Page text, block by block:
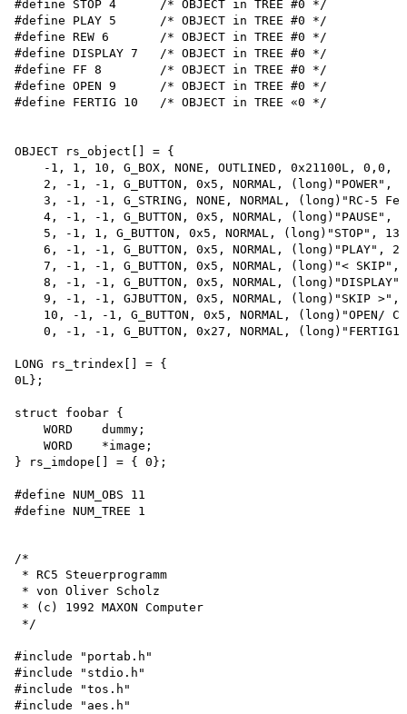
#define STOP 4      /* OBJECT in TREE #0 */
#define PLAY 5      /* OBJECT in TREE #0 */
#define REW 6       /* OBJECT in TREE #0 */
#define DISPLAY 7   /* OBJECT in TREE #0 */
#define FF 8        /* OBJECT in TREE #0 */
#define OPEN 9      /* OBJECT in TREE #0 */
#define FERTIG 10   /* OBJECT in TREE «0 */
OBJECT rs_object[] = {
-1, 1, 10, G_BOX, NONE, OUTLINED, 0x21100L, 0,0,
2, -1, -1, G_BUTTON, 0x5, NORMAL, (long)"POWER",
3, -1, -1, G_STRING, NONE, NORMAL, (long)"RC-5
4, -1, -1, G_BUTTON, 0x5, NORMAL, (long)"PAUSE",
5, -1, 1, G_BUTTON, 0x5, NORMAL, (long)"STOP",
6, -1, -1, G_BUTTON, 0x5, NORMAL, (long)"PLAY",
7, -1, -1, G_BUTTON, 0x5, NORMAL, (long)"< SKIP",
8, -1, -1, G_BUTTON, 0x5, NORMAL,
9, -1, -1, GJBUTTON, 0x5, NORMAL, (long)"SKIP >",
10, -1, -1, G_BUTTON, 0x5, NORMAL, (long)"OPEN/
0, -1, -1, G_BUTTON, 0x27, NORMAL, (long)"FERTIG1
LONG rs_trindex[] = {
0L};
struct foobar {
    WORD    dummy;
    WORD    *image;
} rs_imdope[] = { 0};
#define NUM_OBS 11
/*
* RC5 Steuerprogramm
* von Oliver Scholz
* (c) 1992 MAXON Computer
*/
#include "portab.h"
#include "stdio.h"
#include "tos.h"
#include "aes.h"